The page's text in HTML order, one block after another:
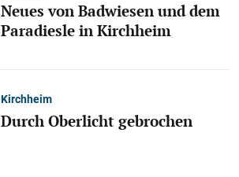
Neues von Badwiesen und dem
Paradiesle in Kirchheim
Kirchheim
Durch Oberlicht gebrochen